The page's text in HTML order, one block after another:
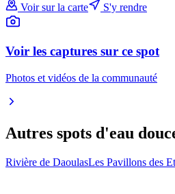
Voir sur la carte S'y rendre
Voir les captures sur ce spot
Photos et vidéos de la communauté
Autres spots d'eau
Rivière de DaoulasLes Pavillons des